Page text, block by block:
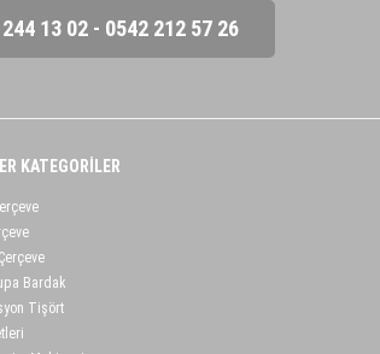
13 02 - 0542 212 57 26
KATEGORİLER
Bardak
Tişört